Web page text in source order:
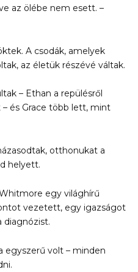
az ölébe nem esett. –
A csodák, amelyek
az életük részévé váltak.
– Ethan a repülésről
és Grace több lett, mint
otthonukat a
helyett.
egy világhírű
vezetett, egy igazságot
diagnózist.
egyszerű volt – minden